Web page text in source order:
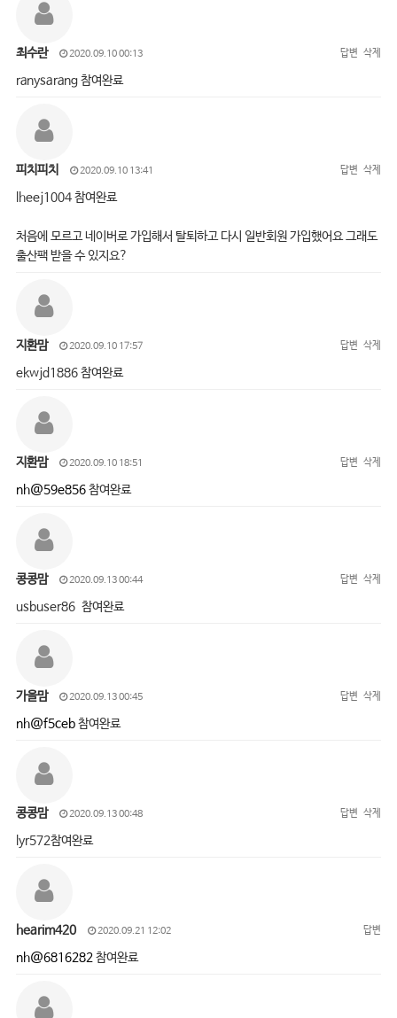
최수란 2020.09.10 00:13 답변 삭제
ranysarang 참여완료
피치피치 2020.09.10 13:41 답변 삭제
lheej1004 참여완료
처음에 모르고 네이버로 가입해서 탈퇴하고 다시 일반회원 가입했어요 그래도
출산팩 받을 수 있지요?
지환맘 2020.09.10 17:57 답변 삭제
ekwjd1886 참여완료
지환맘 2020.09.10 18:51 답변 삭제
nh@59e856참여완료
콩콩맘 2020.09.13 00:44 답변 삭제
usbuser86 참여완료
가을맘 2020.09.13 00:45 답변 삭제
nh@f5ceb참여완료
콩콩맘 2020.09.13 00:48 답변 삭제
lyr572참여완료
hearim420 2020.09.21 12:02 답변
nh@6816282참여완료